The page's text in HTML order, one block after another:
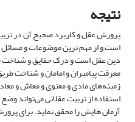
نتیجه
پرورش عقل و کاربرد صحیح آن در
است و از مهم ترین موضوعات و مسائل
دین عقل است و درک حقایق و شناخت
معرفت پیامبران و امامان و شناخت
زمینه‌های مادی و معنوی و معاش و
استفاده از تربیت عقلانی می‌تواند
آرمان هایش را محقق نماید. برای